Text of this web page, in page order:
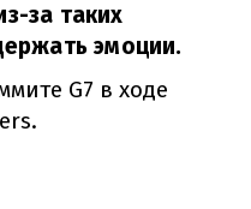
за таких
эмоции.
G7 в ходе